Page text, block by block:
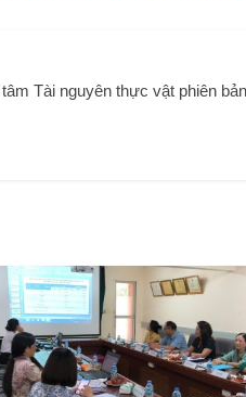
Tài nguyên thực vật phiên